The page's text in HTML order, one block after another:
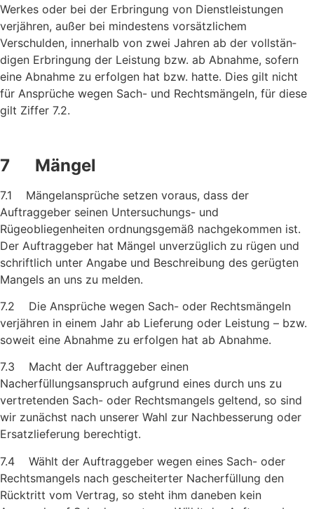
Werkes oder bei der Erbringung von Dienstleistungen
verjähren, außer bei mindestens vorsätz­lichem
Verschulden, innerhalb von zwei Jahren ab der vollstän­
digen Erbringung der Leistung bzw. ab Abnahme, sofern
eine Abnahme zu erfolgen hat bzw. hatte. Dies gilt nicht
für Ansprüche wegen Sach- und Rechtsmängeln, für diese
gilt Ziffer 7.2.
7 Mängel
7.1 Mängelansprüche setzen voraus, dass der
Auftraggeber seinen Untersuchungs- und
Rügeobliegenheiten ordnungsgemäß nach­gekommen ist.
Der Auftraggeber hat Mängel unverzüglich zu rügen und
schriftlich unter Angabe und Beschreibung des gerügten
Mangels an uns zu melden.
7.2 Die Ansprüche wegen Sach- oder Rechtsmängeln
verjähren in einem Jahr ab Lieferung oder Leistung – bzw.
soweit eine Ab­nahme zu erfolgen hat ab Abnahme.
7.3 Macht der Auftraggeber einen
Nacherfüllungsanspruch aufgrund eines durch uns zu
vertretenden Sach- oder Rechtsmangels geltend, so sind
wir zunächst nach unserer Wahl zur Nach­besserung oder
Ersatzlieferung berechtigt.
7.4 Wählt der Auftraggeber wegen eines Sach- oder
Rechtsmangels nach gescheiterter Nacherfüllung den
Rücktritt vom Vertrag, so steht ihm daneben kein